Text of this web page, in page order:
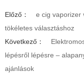
Előző：
e cig vaporizer
tökéletes választáshoz
Következő：
lépésről lépésre –
ajánlások